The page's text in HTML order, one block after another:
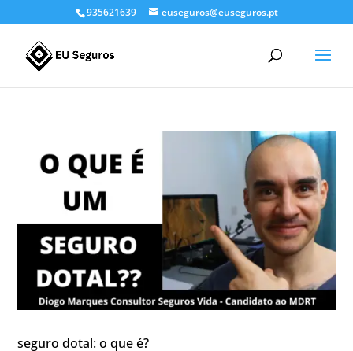
935621639 euseguros@euseguros.pt
seguro dotal: o que é?